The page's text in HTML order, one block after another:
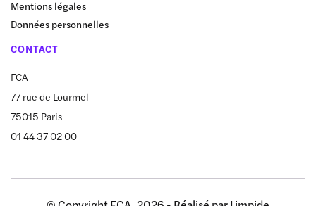
Mentions légales
Données personnelles
CONTACT
FCA
77 rue de Lourmel
75015 Paris
01 44 37 02 00